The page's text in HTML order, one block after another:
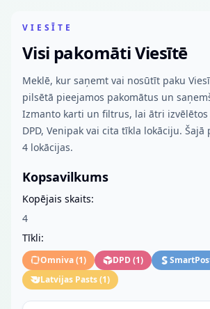
VIESĪTE
Visi pakomāti Viesītē
Meklē, kur saņemt vai nosūtīt paku
pilsētā pieejamos pakomātus un
Izmanto karti un filtrus, lai ātri izvēlētos
DPD, Venipak vai cita tīkla lokāciju.
4 lokācijas.
Kopsavilkums
Kopējais skaits:
4
Tīkli:
Omniva(1) DPD(1)
Latvijas Pasts(1)